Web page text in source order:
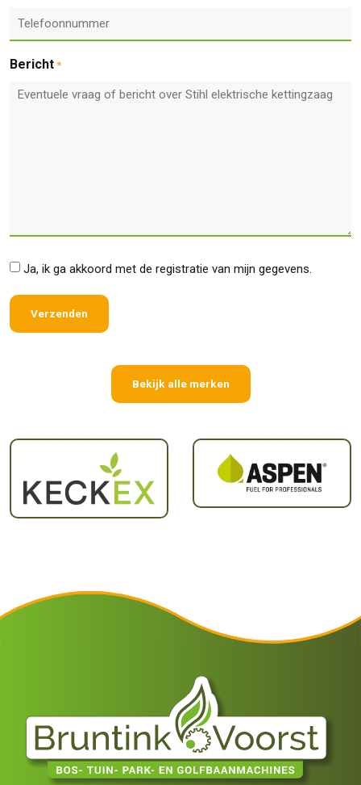
Bericht *
* Ja, ik ga akkoord met de registratie van mijn gegevens.
Bekijk alle merken